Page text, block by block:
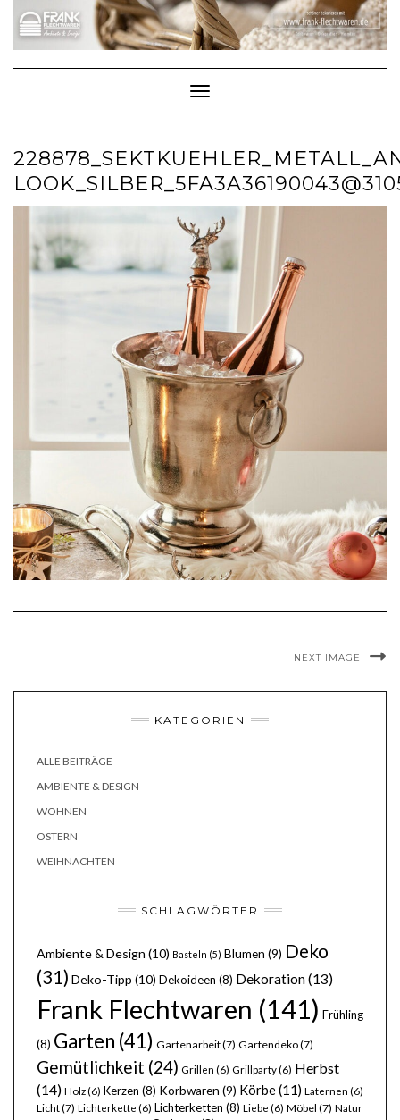
content
Toggle Navigation
NEXT IMAGE
KATEGORIEN
ALLE BEITRÄGE
AMBIENTE & DESIGN
WOHNEN
OSTERN
WEIHNACHTEN
SCHLAGWÖRTER
Ambiente & Design (10) Basteln (5) Blumen (9) Deko
(31) Deko-Tipp (10) Dekoideen (8) Dekoration(13)
Frank Flechtwaren (141) Frühling
(8) Garten (41) Gartenarbeit(7) Gartendeko(7)
Gemütlichkeit (24) Grillen (6) Grillparty(6) Herbst
(14) Holz(6) Kerzen (8) Korbwaren (9) Körbe(11) Laternen (6)
Licht(7) Lichterkette (6) Lichterketten (8) Liebe (6) Möbel (7) Natur